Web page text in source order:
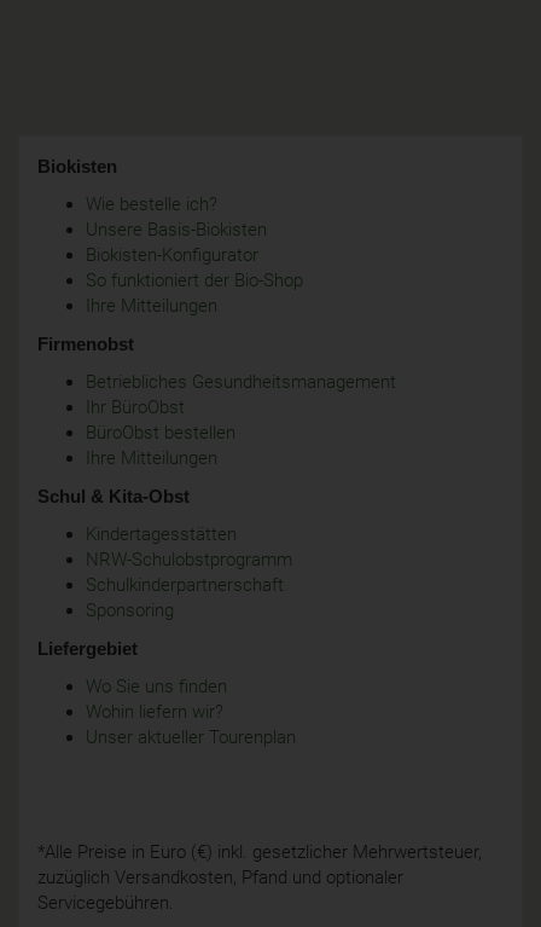
Biokisten
Wie bestelle ich?
Unsere Basis-Biokisten
Biokisten-Konfigurator
So funktioniert der Bio-Shop
Ihre Mitteilungen
Firmenobst
Betriebliches Gesundheitsmanagement
Ihr BüroObst
BüroObst bestellen
Ihre Mitteilungen
Schul & Kita-Obst
Kindertagesstätten
NRW-Schulobstprogramm
Schulkinderpartnerschaft
Sponsoring
Liefergebiet
Wo Sie uns finden
Wohin liefern wir?
Unser aktueller Tourenplan
*Alle Preise in Euro (€) inkl. gesetzlicher Mehrwertsteuer,
zuzüglich Versandkosten, Pfand und optionaler
Servicegebühren.